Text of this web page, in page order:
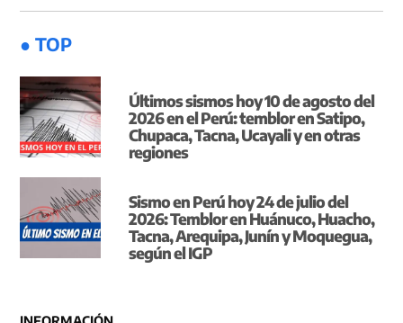
● TOP
Últimos sismos hoy 10 de agosto del
2026 en el Perú: temblor en Satipo,
Chupaca, Tacna, Ucayali y en otras
regiones
Sismo en Perú hoy 24 de julio del
2026: Temblor en Huánuco, Huacho,
Tacna, Arequipa, Junín y Moquegua,
según el IGP